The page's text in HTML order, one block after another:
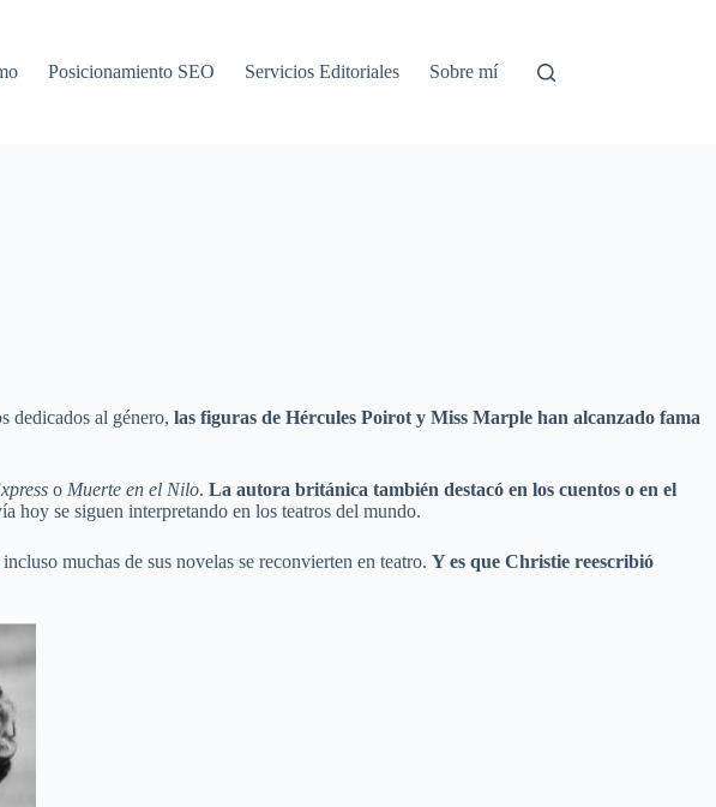
Posicionamiento SEO Servicios Editoriales Sobre mí
dedicados al género, las figuras de Hércules Poirot y Miss Marple han alcanzado fama
o Muerte en el Nilo. La autora británica también destacó en los cuentos o en el
hoy se siguen interpretando en los teatros del mundo.
muchas de sus novelas se reconvierten en teatro. Y es que Christie reescribió